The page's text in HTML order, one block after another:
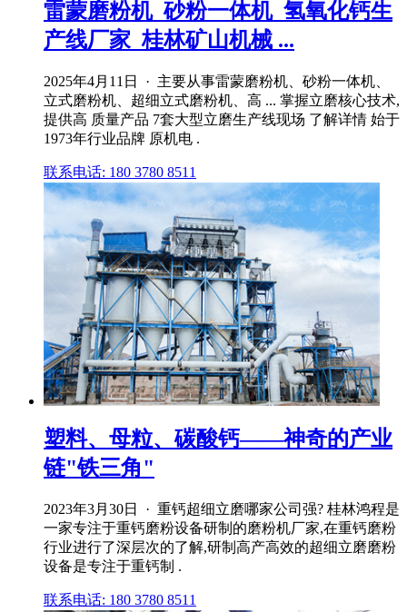
雷蒙磨粉机_砂粉一体机_氢氧化钙生
产线厂家_桂林矿山机械 ...
2025年4月11日 · 主要从事雷蒙磨粉机、砂粉一体机、
立式磨粉机、超细立式磨粉机、高 ... 掌握立磨核心技术,
提供高 质量产品 7套大型立磨生产线现场 了解详情 始于
1973年行业品牌 原机电 .
联系电话: 180 3780 8511
塑料、母粒、碳酸钙——神奇的产业
链"铁三角"
2023年3月30日 · 重钙超细立磨哪家公司强? 桂林鸿程是
一家专注于重钙磨粉设备研制的磨粉机厂家,在重钙磨粉
行业进行了深层次的了解,研制高产高效的超细立磨磨粉
设备是专注于重钙制 .
联系电话: 180 3780 8511